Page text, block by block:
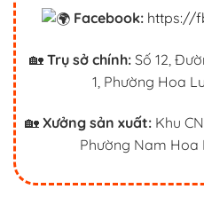
Facebook: https://
🏡 Trụ sở chính:Số 12,
1, Phường Hoa
🏡 Xưởng sản xuất: Khu
Phường Nam Hoa